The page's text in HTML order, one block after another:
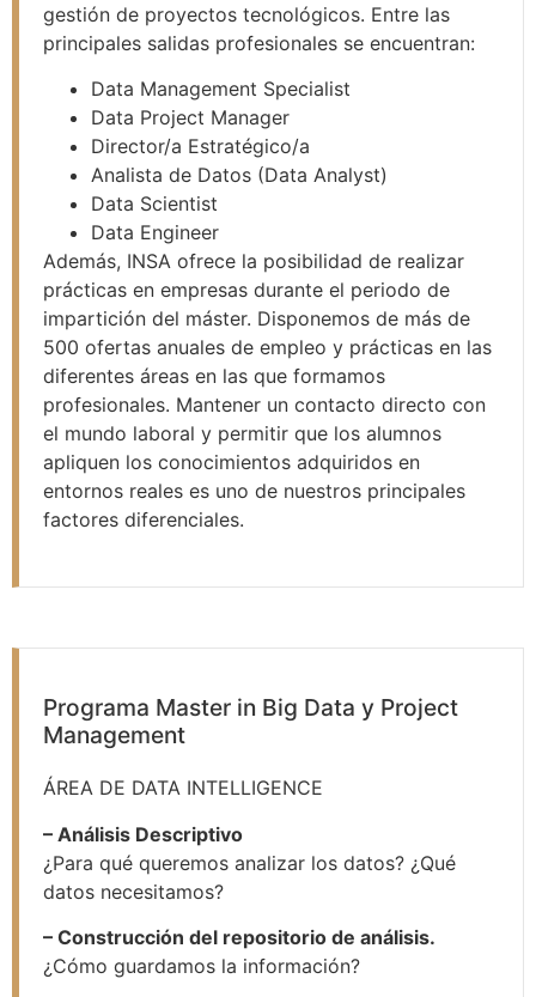
gestión de proyectos tecnológicos. Entre las
principales salidas profesionales se encuentran:
Data Management Specialist
Data Project Manager
Director/a Estratégico/a
Analista de Datos (Data Analyst)
Data Scientist
Data Engineer
Además, INSA ofrece la posibilidad de realizar
prácticas en empresas durante el periodo de
impartición del máster. Disponemos de más de
500 ofertas anuales de empleo y prácticas en las
diferentes áreas en las que formamos
profesionales. Mantener un contacto directo con
el mundo laboral y permitir que los alumnos
apliquen los conocimientos adquiridos en
entornos reales es uno de nuestros principales
factores diferenciales.
Programa Master in Big Data y Project
Management
ÁREA DE DATA INTELLIGENCE
– Análisis Descriptivo
¿Para qué queremos analizar los datos? ¿Qué
datos necesitamos?
– Construcción del repositorio de análisis.
¿Cómo guardamos la información?